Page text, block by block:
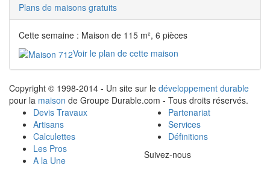
Plans de maisons gratuits
Cette semaine : Maison de 115 m², 6 pièces
Voir le plan de cette maison
Copyright © 1998-2014 - Un site sur le développement durable
pour la maison de Groupe Durable.com - Tous droits réservés.
Devis Travaux
Artisans
Calculettes
Les Pros
A la Une
Partenariat
Services
Définitions
Suivez-nous